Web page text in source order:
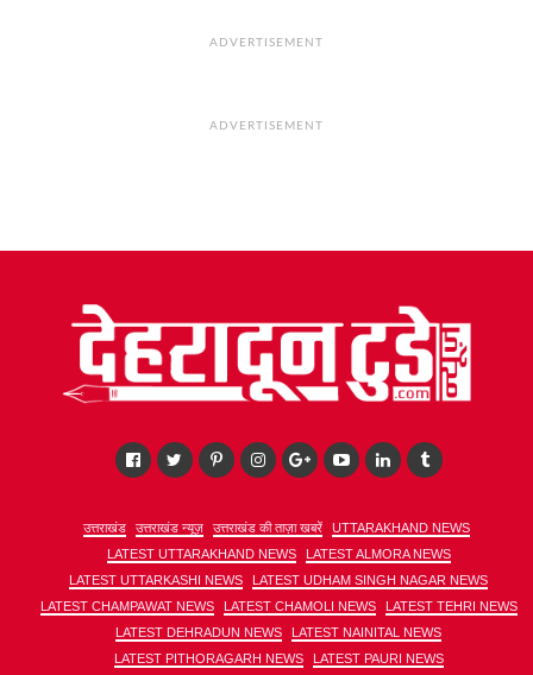
ADVERTISEMENT
ADVERTISEMENT
उत्तराखंड उत्तराखंड न्यूज़ उत्तराखंड की ताज़ा खबरें
UTTARAKHAND NEWS
LATEST UTTARAKHAND NEWS
LATEST ALMORA NEWS
LATEST UTTARKASHI NEWS
LATEST UDHAM SINGH NAGAR NEWS
LATEST CHAMPAWAT NEWS
LATEST CHAMOLI NEWS
LATEST TEHRI NEWS
LATEST DEHRADUN NEWS
LATEST NAINITAL NEWS
LATEST PITHORAGARH NEWS
LATEST PAURI NEWS